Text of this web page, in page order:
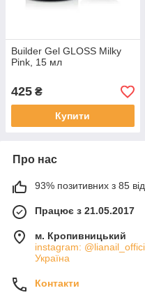
Builder Gel GLOSS Milky
Pink, 15 мл
425 ₴
Купити
Про нас
93% позитивних з 85
Працює з 21.05.2017
м. Кропивницький
instagram:
Україна
Контакти